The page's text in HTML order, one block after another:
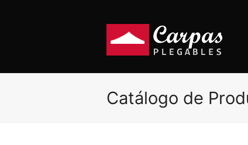
Catálogo de